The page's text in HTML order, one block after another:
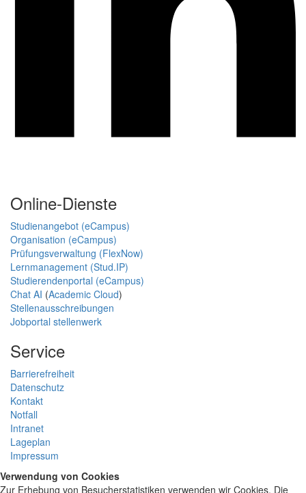
Online-Dienste
Studienangebot (eCampus)
Organisation (eCampus)
Prüfungsverwaltung (FlexNow)
Lernmanagement (Stud.IP)
Studierendenportal (eCampus)
Chat AI (Academic Cloud)
Stellenausschreibungen
Jobportal stellenwerk
Service
Barrierefreiheit
Datenschutz
Kontakt
Notfall
Intranet
Lageplan
Impressum
Verwendung von Cookies
Zur Erhebung von Besucherstatistiken verwenden wir Cookies. Die